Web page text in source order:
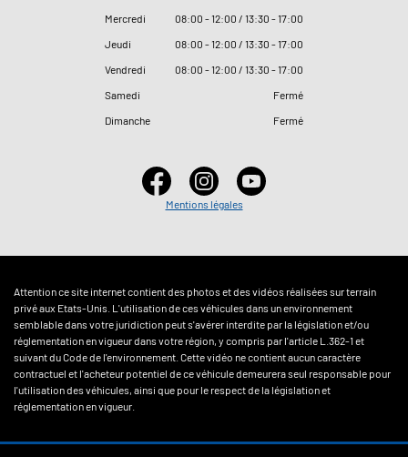
Mercredi
08:00 - 12:00 / 13:30 - 17:00
Jeudi
08:00 - 12:00 / 13:30 - 17:00
Vendredi
08:00 - 12:00 / 13:30 - 17:00
Samedi
Fermé
Dimanche
Fermé
Mentions légales
Attention ce site internet contient des photos et des vidéos réalisées sur terrain
privé aux Etats-Unis. L'utilisation de ces véhicules dans un environnement
semblable dans votre juridiction peut s'avérer interdite par la législation et/ou
réglementation en vigueur dans votre région, y compris par l'article L.362-1 et
suivant du Code de l'environnement. Cette vidéo ne contient aucun caractère
contractuel et l'acheteur potentiel de ce véhicule demeurera seul responsable pour
l'utilisation des véhicules, ainsi que pour le respect de la législation et
réglementation en vigueur.